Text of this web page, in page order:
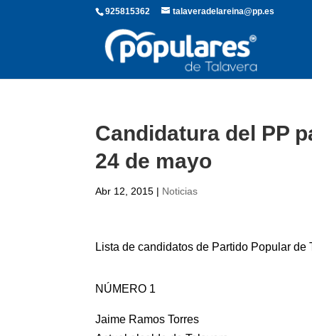
925815362 talaveradelareina@pp.es
Candidatura del PP
24 de mayo
Abr 12, 2015 | Noticias
Lista de candidatos de Partido Popular
NÚMERO 1
Jaime Ramos Torres